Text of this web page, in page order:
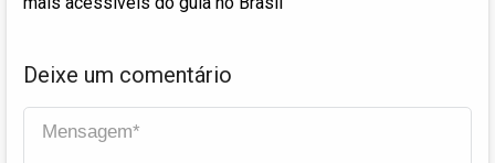
Deixe um comentário